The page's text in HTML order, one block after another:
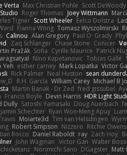
Verta Max Christian Pohle Scott DeWoody
Roger Thomas Joey Wittmann
Tigner Scott Wheeler Eelco Dolstra
Fianna Wong Tomasz Wyszolmirski
Calinou Alan Gregory Paul O' Grady Phyl
Zaq Schlanger Chase Stone Conicer
Pražák Sofia Cyrille Maurice Patrick
Nino Kapetanovic Tobias Gallé
Yeh esther carney Mark Lopatka Victor
Rick Palmer Neal Huston sean
R.H. García William Carey Michael B
Martin Banak - Dr Zed fred gissubel
Francis Boyle Devin Harris HDR Light
Dully Satoshi Yamasaki Doug Auerbach
Schechter Ryan Won-Meng Apuy
Moiarte3d Tim van Helsdingen
Robert Simpson Nizzero Ritchie Owens
Rocco Daniel Raboldt ray Zach Hoy
John Wagman Victor Gan Walter
Norimichi Sano DGagster Matt